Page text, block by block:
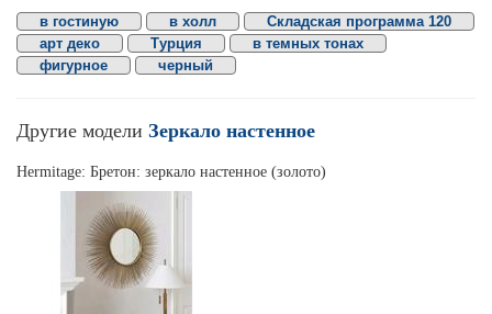
в гостиную в холл
Складская программа 120
арт деко
Турция
в темных тонах
фигурное
черный
Другие модели Зеркало настенное
Hermitage: Бретон: зеркало настенное (золото)